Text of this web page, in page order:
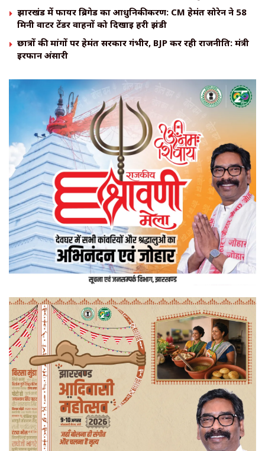
झारखंड में फायर ब्रिगेड का आधुनिकीकरण: CM हेमंत सोरेन ने 58
मिनी वाटर टेंडर वाहनों को दिखाई हरी झंडी
छात्रों की मांगों पर हेमंत सरकार गंभीर, BJP कर रही राजनीति: मंत्री
इरफान अंसारी